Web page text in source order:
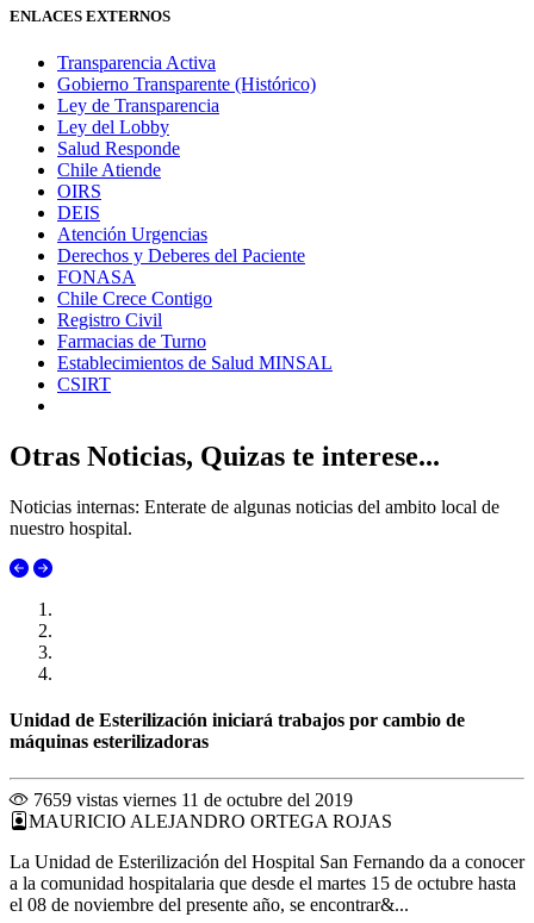
ENLACES EXTERNOS
Transparencia Activa
Gobierno Transparente (Histórico)
Ley de Transparencia
Ley del Lobby
Salud Responde
Chile Atiende
OIRS
DEIS
Atención Urgencias
Derechos y Deberes del Paciente
FONASA
Chile Crece Contigo
Registro Civil
Farmacias de Turno
Establecimientos de Salud MINSAL
CSIRT
Otras Noticias, Quizas te interese...
Noticias internas: Enterate de algunas noticias del ambito local de
nuestro hospital.
Unidad de Esterilización iniciará trabajos por cambio de
máquinas esterilizadoras
7659 vistas viernes 11 de octubre del 2019
MAURICIO ALEJANDRO ORTEGA ROJAS
La Unidad de Esterilización del Hospital San Fernando da a conocer
a la comunidad hospitalaria que desde el martes 15 de octubre hasta
el 08 de noviembre del presente año, se encontrar&...